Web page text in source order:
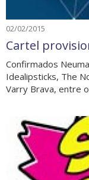
02/02/2015
Cartel
Confirmados
Idealipsticks, The
Varry Brava, entre